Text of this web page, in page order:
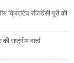
क्रिएटिव रेजिडेंसी पूरी की
राष्ट्रीय वार्ता